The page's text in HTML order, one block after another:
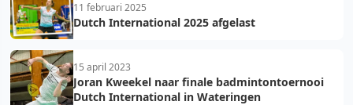
11 februari 2025
Dutch International 2025 afgelast
15 april 2023
Joran Kweekel naar finale badmintontoernooi
Dutch International in Wateringen